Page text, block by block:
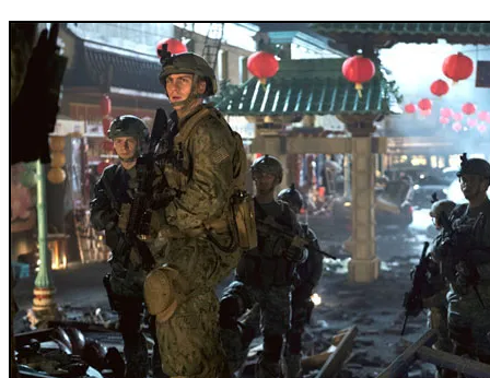
merken,
was
an
Pacific
Rim
hattet